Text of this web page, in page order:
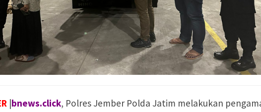
|bnews.click, Polres Jember Polda Jatim melakukan